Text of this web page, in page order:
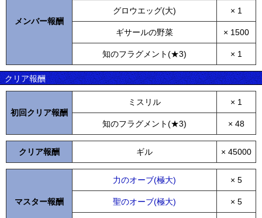
メンバー報酬
グロウエッグ(大) × 1
ギサールの野菜 × 1500
知のフラグメント(★3) × 1
クリア報酬
初回クリア報酬
ミスリル × 1
知のフラグメント(★3) × 48
クリア報酬 ギル × 45000
マスター報酬
力のオーブ(極大) × 5
聖のオーブ(極大) × 5